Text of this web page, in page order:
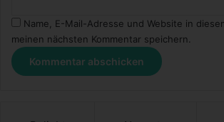
Name, E-Mail-Adresse und Website in
meinen nächsten Kommentar speichern.